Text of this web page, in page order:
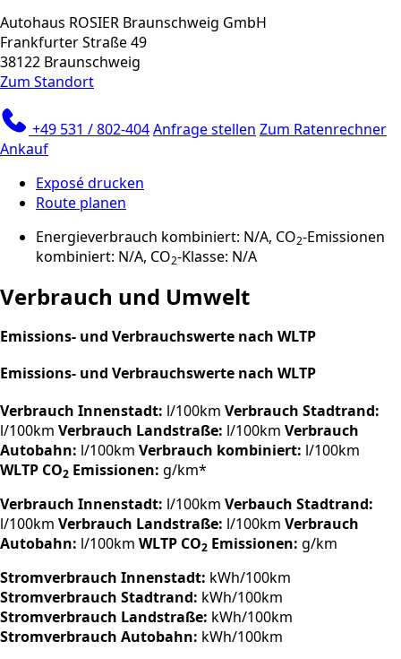
Autohaus ROSIER Braunschweig GmbH
Frankfurter Straße 49
38122 Braunschweig
Zum Standort
+49 531 / 802-404Anfrage stellen Zum Ratenrechner
Ankauf
Exposé drucken
Route planen
Energieverbrauch kombiniert: N/A, CO2-Emissionen
kombiniert: N/A, CO2-Klasse: N/A
Verbrauch und Umwelt
Emissions- und Verbrauchswerte nach WLTP
Emissions- und Verbrauchswerte nach WLTP
Verbrauch Innenstadt: l/100km Verbrauch Stadtrand:
l/100km Verbrauch Landstraße: l/100km Verbrauch
Autobahn: l/100km Verbrauch kombiniert: l/100km
WLTP CO2 Emissionen: g/km*
Verbrauch Innenstadt: l/100km Verbauch Stadtrand:
l/100km Verbrauch Landstraße: l/100km Verbrauch
Autobahn: l/100km WLTP CO2 Emissionen: g/km
Stromverbrauch Innenstadt: kWh/100km
Stromverbrauch Stadtrand: kWh/100km
Stromverbrauch Landstraße: kWh/100km
Stromverbrauch Autobahn: kWh/100km